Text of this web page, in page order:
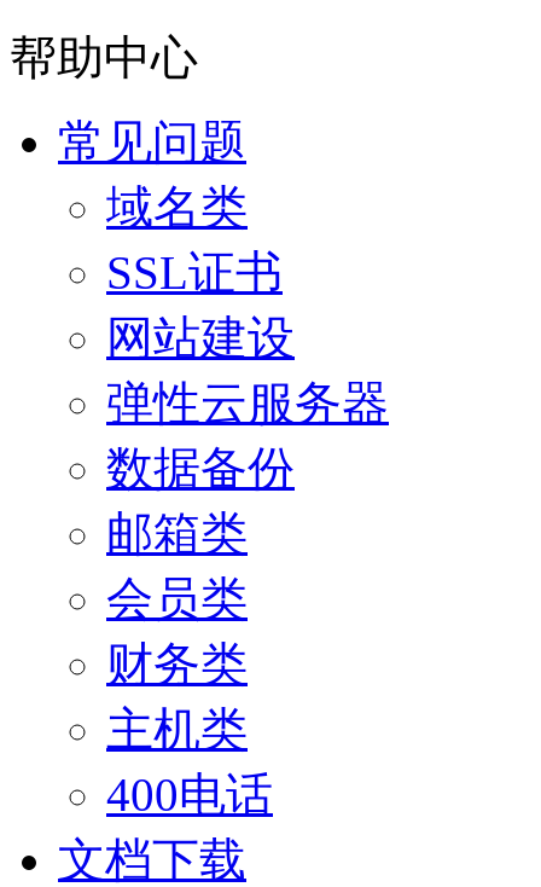
帮助中心
常见问题
域名类
SSL证书
网站建设
弹性云服务器
数据备份
邮箱类
会员类
财务类
主机类
400电话
文档下载